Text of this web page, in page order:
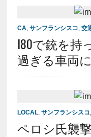
CA, サンフランシスコ, 交
I80で銃を持
過ぎる車両
LOCAL, サンフランシスコ,
ペロシ氏襲